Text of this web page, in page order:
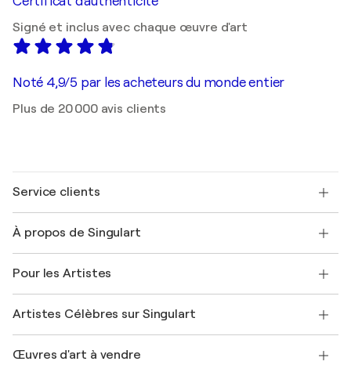
Signé et inclus avec chaque œuvre d'art
Noté 4,9/5 par les acheteurs du monde entier
Plus de 20 000 avis clients
Service clients
Expédition
Offrir une carte cadeau
Rejoignez notre programme commercial
Mon compte
+33 1 76 44 06 42
À propos de Singulart
FAQ
Magazine Singulart
Emplois
Découvrez une sélection d'art original
Pour les Artistes
Se connecter en tant qu'Artiste
Artistes Célèbres sur Singulart
Marc Chagall
Œuvres d'art à vendre